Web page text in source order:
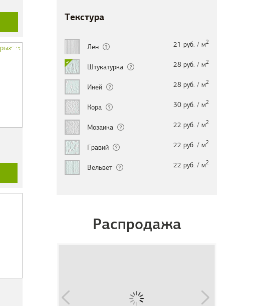
Текстура
Лен 21 руб. / м2
Штукатурка 28 руб. / м2
Иней 28 руб. / м2
Кора 30 руб. / м2
Мозаика 22 руб. / м2
Гравий 22 руб. / м2
Вельвет 22 руб. / м2
Распродажа